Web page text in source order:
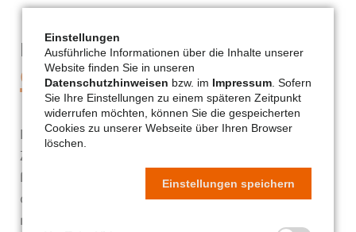
Infos & Kontaktdaten der
Organisation
Leben ist mehr – dies ist der Leitspruch für unser
Zusammenleben im Christophoruswerk Erfurt und
für unsere tägliche Arbeit. Unser Leitbild ist an
den christlichen Glauben angelehnt: Leben ist
mehr als essen, trinken und versorgt werden.
Einstellungen
Ausführliche Informationen über die Inhalte unserer
Website finden Sie in unseren
Datenschutzhinweisen bzw. im Impressum . Sofern
Sie Ihre Einstellungen zu einem späteren Zeitpunkt
widerrufen möchten, können Sie die gespeicherten
Cookies zu unserer Webseite über Ihren Browser
löschen.
Einstellungen speichern